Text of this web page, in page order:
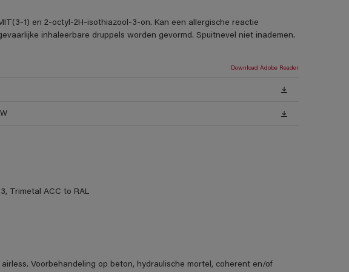
1) en 2-octyl-2H-isothiazool-3-on. Kan een allergische reactie
inhaleerbare druppels worden gevormd. Spuitnevel niet inademen.
Download Adobe Reader
Trimetal ACC to RAL
Voorbehandeling op beton, hydraulische mortel, coherent en/of